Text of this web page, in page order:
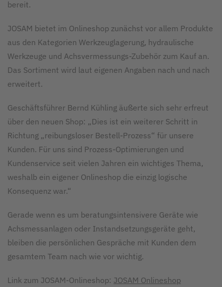
bereit.
JOSAM bietet im Onlineshop zunächst vor allem Produkte
aus den Kategorien Werkzeuglagerung, hydraulische
Werkzeuge und Achsvermessungs-Zubehör zum Kauf an.
Das Sortiment wird laut eigenen Angaben nach und nach
erweitert.
Geschäftsführer Bernd Kühling äußerte sich sehr erfreut
über den neuen Shop: „Dies ist ein weiterer Schritt in
Richtung „reibungsloser Bestell-Prozess“ für unsere
Kunden. Für uns sind Prozess-Optimierungen und
Kundenservice seit vielen Jahren ein wichtiges Thema,
weshalb ein eigener Onlineshop die einzig logische
Konsequenz war.“
Gerade wenn es um beratungsintensivere Geräte wie
Achsmessanlagen oder Instandsetzungsgeräte geht,
bleiben die persönlichen Gespräche mit Kunden dem
gesamtem Team nach wie vor wichtig.
Link zum JOSAM-Onlineshop: JOSAM Onlineshop